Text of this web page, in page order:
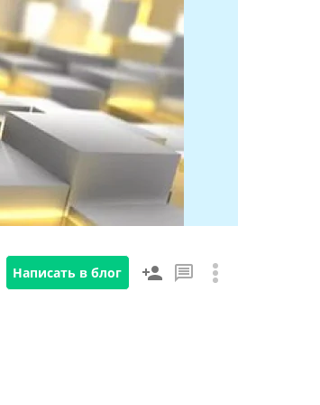
Написать в блог